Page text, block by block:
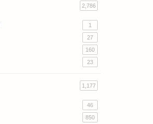
2,786
1
27
160
23
1,177
46
850